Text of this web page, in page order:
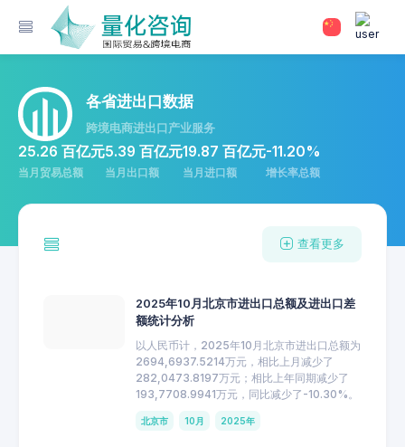
各省进出口数据
跨境电商进出口产业服务
25.26 百亿元
当月贸易总额
5.39 百亿元
当月出口额
19.87 百亿元
当月进口额
-11.20%
增长率总额
查看更多
2025年10月北京市进出口总额及进出口差
额统计分析
以人民币计，2025年10月北京市进出口总额为
2694,6937.5214万元，相比上月减少了
282,0473.8197万元；相比上年同期减少了
193,7708.9941万元，同比减少了-10.30%。
北京市 10月 2025年